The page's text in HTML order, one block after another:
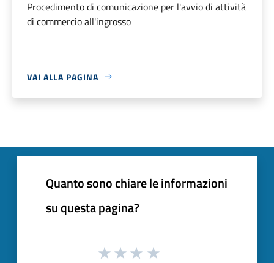
Procedimento di comunicazione per l'avvio di attività
di commercio all'ingrosso
VAI ALLA PAGINA
Quanto sono chiare le informazioni
su questa pagina?